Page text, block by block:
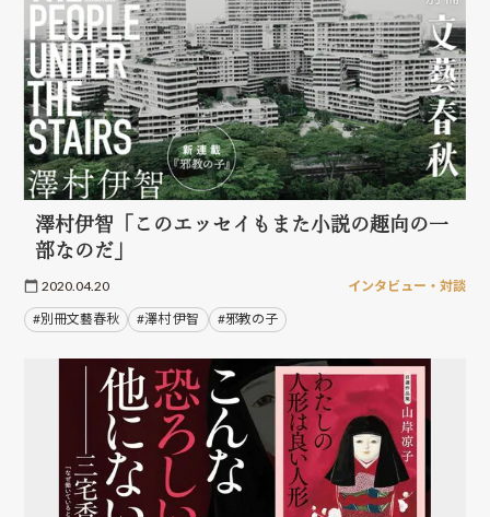
澤村伊智「このエッセイもまた小説の趣向の一
部なのだ」
2020.04.20 インタビュー・対談
#別冊文藝春秋 #澤村 伊智 #邪教の子